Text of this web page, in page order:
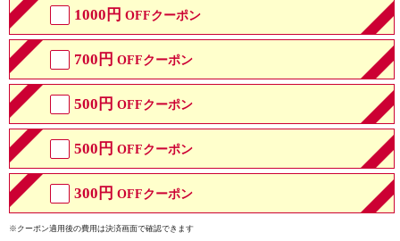
1000円 OFFクーポン
700円 OFFクーポン
500円 OFFクーポン
500円 OFFクーポン
300円 OFFクーポン
※クーポン適用後の費用は決済画面で確認できます